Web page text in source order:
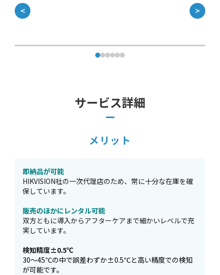
＜ ＞
サービス詳細
メリット
即納品が可能
HIKVISION社の一次代理店のため、常に十分な在庫を確
保しています。
販売のほかにレンタル可能
双方ともに導入からアフターケアまで細かいレベルで充
実しています。
検知精度±0.5℃
30～45℃の中で誤差わずか±0.5℃と高い精度での検知
が可能です。